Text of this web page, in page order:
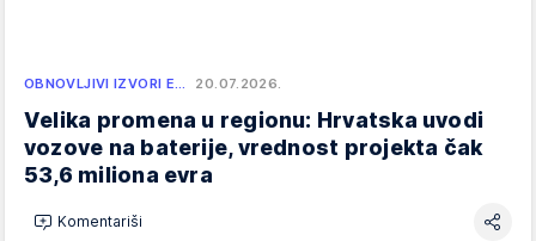
OBNOVLJIVI IZVORI E… 20.07.2026.
Velika promena u regionu: Hrvatska uvodi
vozove na baterije, vrednost projekta čak
53,6 miliona evra
Komentariši